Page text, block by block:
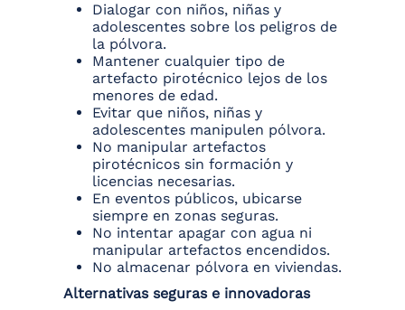
Dialogar con niños, niñas y
adolescentes sobre los peligros de
la pólvora.
Mantener cualquier tipo de
artefacto pirotécnico lejos de los
menores de edad.
Evitar que niños, niñas y
adolescentes manipulen pólvora.
No manipular artefactos
pirotécnicos sin formación y
licencias necesarias.
En eventos públicos, ubicarse
siempre en zonas seguras.
No intentar apagar con agua ni
manipular artefactos encendidos.
No almacenar pólvora en viviendas.
Alternativas seguras e innovadoras